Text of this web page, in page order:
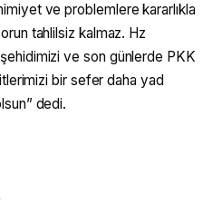
ve problemlere kararlıkla
tahlilsiz kalmaz. Hz
ve son günlerde PKK
bir sefer daha yad
dedi.